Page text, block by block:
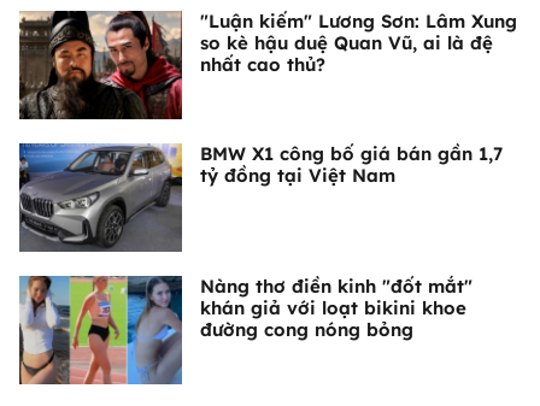
"Luận kiếm" Lương Sơn: Lâm Xung
so kè hậu duệ Quan Vũ, ai là đệ
nhất cao thủ?
BMW X1 công bố giá bán gần 1,7
tỷ đồng tại Việt Nam
Nàng thơ điền kinh "đốt mắt"
khán giả với loạt bikini khoe
đường cong nóng bỏng